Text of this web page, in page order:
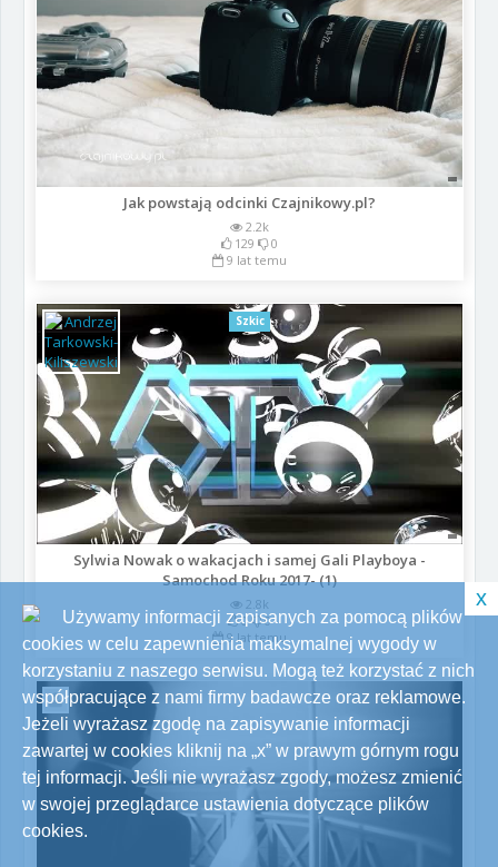
Jak powstają odcinki Czajnikowy.pl?
2.2k
129
0
9 lat temu
Szkic
Sylwia Nowak o wakacjach i samej Gali Playboya -
Samochod Roku 2017- (1)
2.8k
0 0
9 lat temu
Używamy informacji zapisanych za pomocą plików
cookies w celu zapewnienia maksymalnej wygody w
korzystaniu z naszego serwisu. Mogą też korzystać z nich
współpracujące z nami firmy badawcze oraz reklamowe.
Jeżeli wyrażasz zgodę na zapisywanie informacji
zawartej w cookies kliknij na „x” w prawym górnym rogu
tej informacji. Jeśli nie wyrażasz zgody, możesz zmienić
w swojej przeglądarce ustawienia dotyczące plików
cookies.
x